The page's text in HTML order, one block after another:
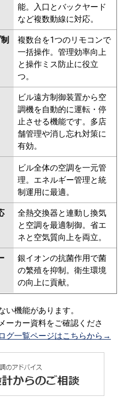
能。入口とバックヤード
など複数動線に対応。
複数台を1つのリモコンで
一括操作。管理効率向上
と操作ミス防止に役立
つ。
ビル遠方制御装置から空
調機を自動的に運転・停
止させる機能です。多店
舗管理や消し忘れ対策に
有効。
ビル全体の空調を一元管
理。エネルギー管理と統
制運用に最適。
全熱交換器と連動し換気
と空調を最適制御。省エ
ネと空気質向上を両立。
銀イオンの抗菌作用で菌
の繁殖を抑制。衛生環境
の向上に貢献。
い機能があります。
ーカー資料をご確認くださ
グ一覧ページはこちらから→